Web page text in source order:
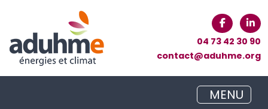
04 73 42 30 90
contact@aduhme.org
MENU